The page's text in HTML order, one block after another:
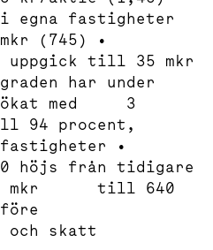
egna fastigheter
(745) •
uppgick till 35 mkr
har under
ökat med 3
94 procent,
•
höjs från tidigare
610 mkr till 640
och skatt